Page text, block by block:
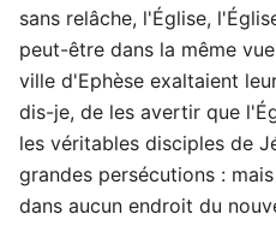
sans relâche, l'Église,
peut-être dans la même
ville d'Ephèse exaltaient
dis-je, de les avertir que
les véritables disciples de
grandes persécutions :
dans aucun endroit du